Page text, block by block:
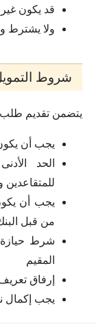
قد يكون
ولا يشترط
شروط
يتضمن تقديم
يجب أن
للمتقاعدين و 5000 ريال
يجب أن
من قبل
شرط حيازة
المقيم
إرفاق
يجب إكمال